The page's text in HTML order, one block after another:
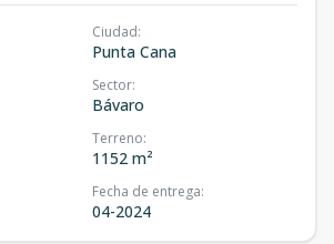
Ciudad:
Punta Cana
Sector:
Bávaro
Terreno:
1152 m²
Fecha de entrega:
04-2024